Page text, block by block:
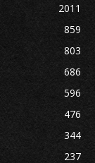
2011
859
803
686
596
476
344
237